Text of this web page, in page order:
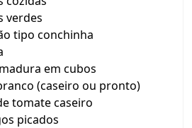
verdes
tipo conchinha
em cubos
(caseiro ou pronto)
tomate caseiro
picados